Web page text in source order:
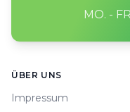
MO. -
ÜBER UNS
Impressum